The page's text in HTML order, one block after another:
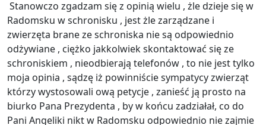
Stanowczo zgadzam się z opinią wielu , żle dzieje się w
Radomsku w schronisku , jest żle zarządzane i
zwierzęta brane ze schroniska nie są odpowiednio
odżywiane , ciężko jakkolwiek skontaktować się ze
schroniskiem , nieodbierają telefonów , to nie jest tylko
moja opinia , sądzę iż powinniście sympatycy zwierząt
którzy wystosowali ową petycje , zanieść ją prosto na
biurko Pana Prezydenta , by w końcu zadziałał, co do
Pani Angeliki nikt w Radomsku odpowiednio nie zajmie